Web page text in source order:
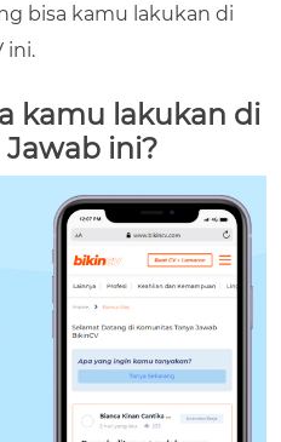
bisa kamu lakukan di
ini.
kamu lakukan di
ini?